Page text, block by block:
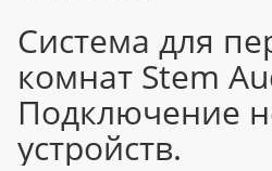
Система для
комнат Stem
Подключение
устройств.